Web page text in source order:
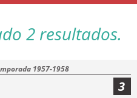
2 resultados.
1957-1958
3